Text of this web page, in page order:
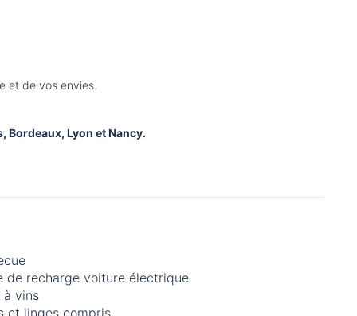
et de vos envies.
Bordeaux, Lyon et Nancy.
de recharge voiture électrique
à vins